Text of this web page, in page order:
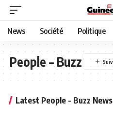
News Société Politique
People – Buzz
Latest People - Buzz News